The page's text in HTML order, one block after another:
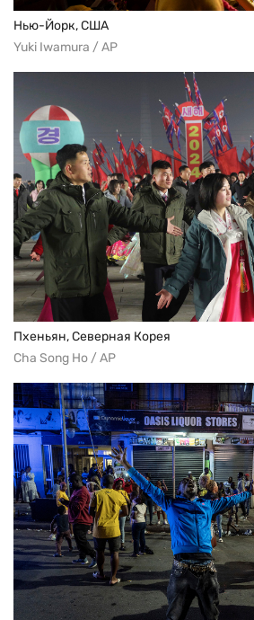
Нью-Йорк, США
Yuki Iwamura / AP
Пхеньян, Северная Корея
Cha Song Ho / AP